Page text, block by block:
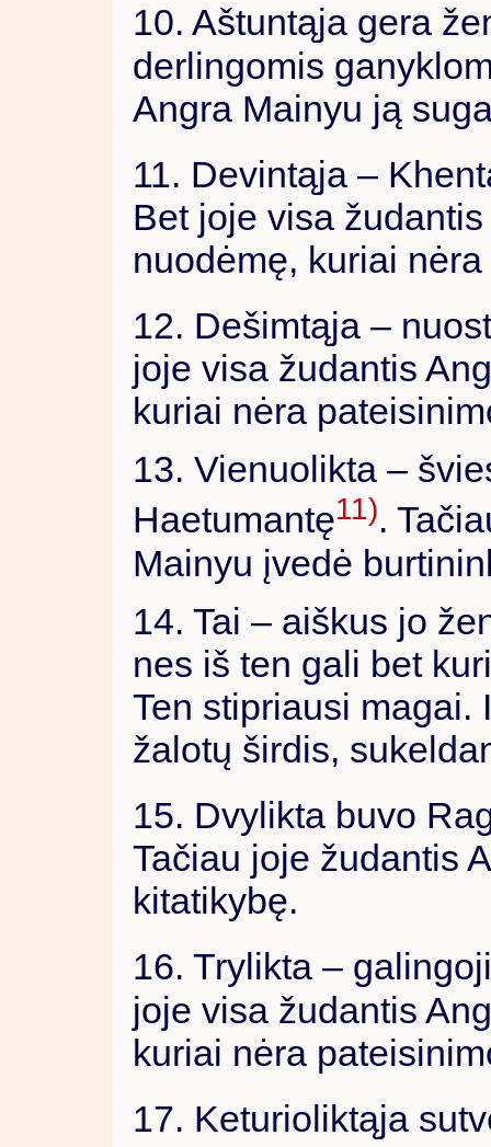
10. Aštuntąja gera
derlingomis
Angra Mainyu ją
11. Devintąja –
Bet joje visa
nuodėmę, kuriai
12. Dešimtąja –
joje visa žudantis
kuriai nėra
13. Vienuolikta –
Haetumantę11).
Mainyu įvedė
14. Tai – aiškus jo
nes iš ten gali bet
Ten stipriausi magai.
žalotų širdis,
15. Dvylikta buvo
Tačiau joje žudantis
kitatikybę.
16. Trylikta –
joje visa žudantis
kuriai nėra
17. Keturioliktąja